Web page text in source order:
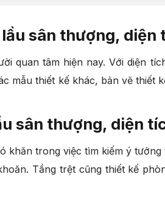
sân thượng, diện
quan tâm hiện nay. Với diện
mẫu thiết kế khác, bản vẽ
sân thượng, diện
khăn trong việc tìm kiếm ý
Tầng trệt cũng thiết kế